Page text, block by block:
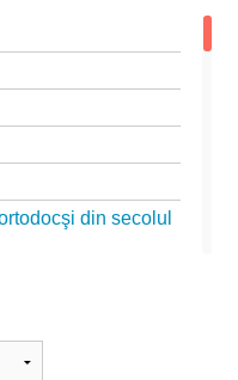
din secolul